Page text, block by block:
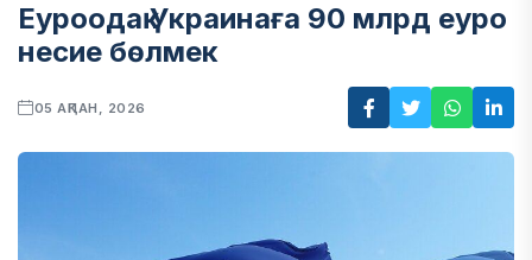
Еуроодақ Украинаға 90 млрд еуро
несие бөлмек
05 АҚПАН, 2026